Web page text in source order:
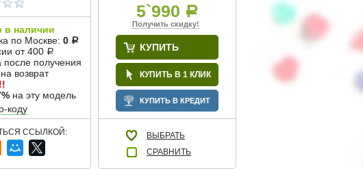
в наличии
по Москве: 0 Р
от 400 Р
после получения
возврат
на эту модель
коду
ССЫЛКОЙ:
5`990 Р
Получить скидку!
КУПИТЬ
КУПИТЬ В 1 КЛИК
КУПИТЬ В КРЕДИТ
ВЫБРАТЬ
СРАВНИТЬ